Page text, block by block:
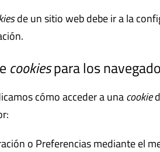
de un sitio web debe ir a la
cookiespara los
cómo acceder a unacookie
o Preferencias mediante el